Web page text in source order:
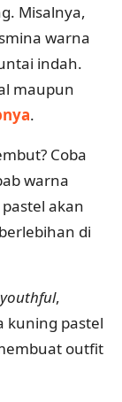
Misalnya,
warna
indah.
maupun
.
Coba
warna
akan
di
youthful,
kuning pastel
outfit